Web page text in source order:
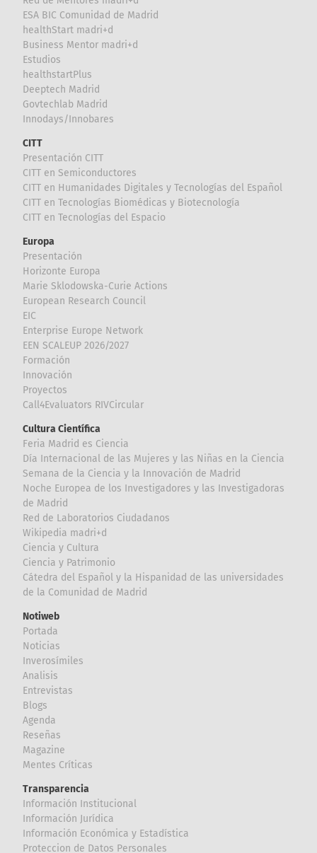
ESA BIC Comunidad de Madrid
healthStart madri+d
Business Mentor madri+d
Estudios
healthstartPlus
Deeptech Madrid
Govtechlab Madrid
Innodays/Innobares
CITT
Presentación CITT
CITT en Semiconductores
CITT en Humanidades Digitales y Tecnologías del Español
CITT en Tecnologías Biomédicas y Biotecnología
CITT en Tecnologías del Espacio
Europa
Presentación
Horizonte Europa
Marie Sklodowska-Curie Actions
European Research Council
EIC
Enterprise Europe Network
EEN SCALEUP 2026/2027
Formación
Innovación
Proyectos
Call4Evaluators RIVCircular
Cultura Científica
Feria Madrid es Ciencia
Día Internacional de las Mujeres y las Niñas en la Ciencia
Semana de la Ciencia y la Innovación de Madrid
Noche Europea de los Investigadores y las Investigadoras
de Madrid
Red de Laboratorios Ciudadanos
Wikipedia madri+d
Ciencia y Cultura
Ciencia y Patrimonio
Cátedra del Español y la Hispanidad de las universidades
de la Comunidad de Madrid
Notiweb
Portada
Noticias
Inverosímiles
Analisis
Entrevistas
Blogs
Agenda
Reseñas
Magazine
Mentes Críticas
Transparencia
Información Institucional
Información Jurídica
Información Económica y Estadística
Proteccion de Datos Personales